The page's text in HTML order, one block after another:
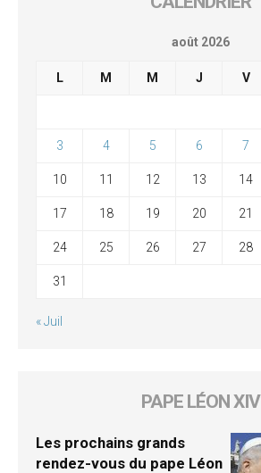
août 2026
L M M J V
3 4 5 6 7
10 11 12 13 14
17 18 19 20 21
24 25 26 27 28
31
« Juil
PAPE LÉON XIV
Les prochains grands
rendez-vous du pape Léon